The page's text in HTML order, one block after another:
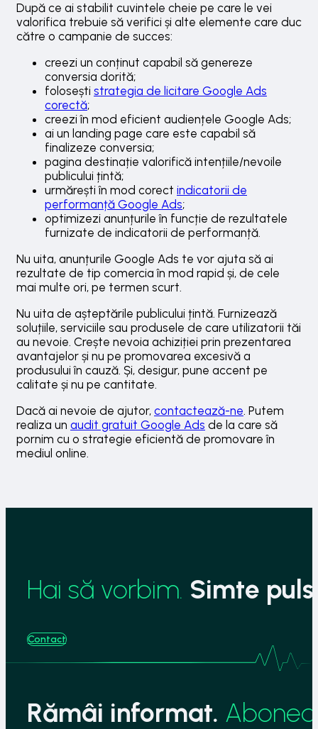
După ce ai stabilit cuvintele cheie pe care le vei
valorifica trebuie să verifici și alte elemente care duc
către o campanie de succes:
creezi un conținut capabil să genereze
conversia dorită;
folosești strategia de licitare Google Ads
corectă;
creezi în mod eficient audiențele Google Ads;
ai un landing page care este capabil să
finalizeze conversia;
pagina destinație valorifică intențiile/nevoile
publicului țintă;
urmărești în mod corect indicatorii de
performanță Google Ads;
optimizezi anunțurile în funcție de rezultatele
furnizate de indicatorii de performanță.
Nu uita, anunțurile Google Ads te vor ajuta să ai
rezultate de tip comercia în mod rapid și, de cele
mai multe ori, pe termen scurt.
Nu uita de așteptările publicului țintă. Furnizează
soluțiile, serviciile sau produsele de care utilizatorii tăi
au nevoie. Crește nevoia achiziției prin prezentarea
avantajelor și nu pe promovarea excesivă a
produsului în cauză. Și, desigur, pune accent pe
calitate și nu pe cantitate.
Dacă ai nevoie de ajutor, contactează-ne. Putem
realiza un audit gratuit Google Ads de la care să
pornim cu o strategie eficientă de promovare în
mediul online.
Hai să vorbim. Simte
Contact
Rămâi informat.